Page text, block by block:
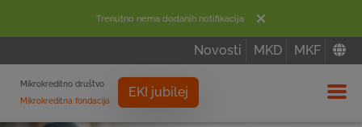
Trenutno nema dodanih notifikacija
Novosti MKD MKF
Mikrokreditno društvo
Mikrokreditna fondacija
EKI jubilej